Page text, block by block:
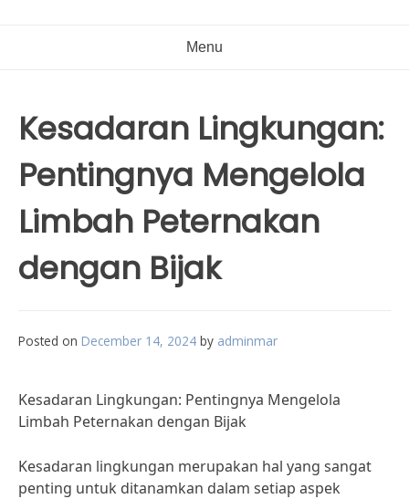
Menu
Kesadaran Lingkungan:
Pentingnya Mengelola
Limbah Peternakan
dengan Bijak
Posted on December 14, 2024 by adminmar
Kesadaran Lingkungan: Pentingnya Mengelola
Limbah Peternakan dengan Bijak
Kesadaran lingkungan merupakan hal yang sangat
penting untuk ditanamkan dalam setiap aspek